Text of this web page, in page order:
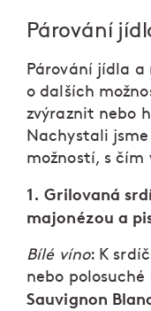
Párování
Párování jídla a
o dalších
zvýraznit nebo
Nachystali
možností, s čím
1. Grilovaná
majonézou a
Bílé víno: K
nebo
Sauvignon